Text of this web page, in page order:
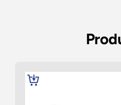
AÑADIR
AL
CARRITO